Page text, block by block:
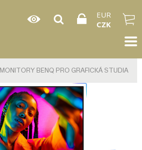
EUR
CZK
MONITORY BENQ PRO GRAFICKÁ STUDIA